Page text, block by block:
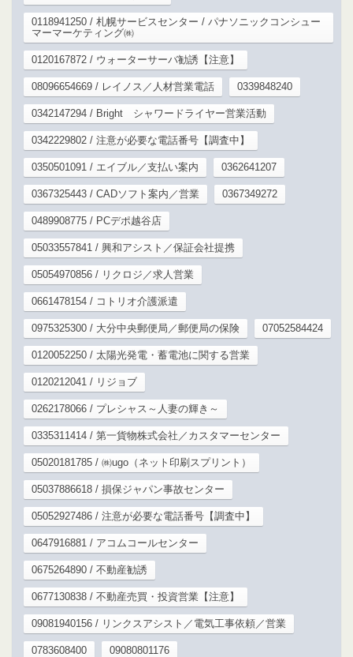
0118941250 / 札幌サービスセンター / パナソニックコンシュー
マーマーケティング㈱
0120167872 / ウォーターサーバ勧誘【注意】
08096654669 / レイノス／人材営業電話 0339848240
0342147294 / Bright シャワードライヤー営業活動
0342229802 / 注意が必要な電話番号【調査中】
0350501091 / エイブル／支払い案内 0362641207
0367325443 / CADソフト案内／営業 0367349272
0489908775 / PCデポ越谷店
05033557841 / 興和アシスト／保証会社提携
05054970856 / リクロジ／求人営業
0661478154 / コトリオ介護派遣
0975325300 / 大分中央郵便局／郵便局の保険 07052584424
0120052250 / 太陽光発電・蓄電池に関する営業
0120212041 / リジョブ
0262178066 / プレシャス～人妻の輝き～
0335311414 / 第一貨物株式会社／カスタマーセンター
05020181785 / ㈱ugo（ネット印刷スプリント）
05037886618 / 損保ジャパン事故センター
05052927486 / 注意が必要な電話番号【調査中】
0647916881 / アコムコールセンター
0675264890 / 不動産勧誘
0677130838 / 不動産売買・投資営業【注意】
09081940156 / リンクスアシスト／電気工事依頼／営業
0783608400 09080801176